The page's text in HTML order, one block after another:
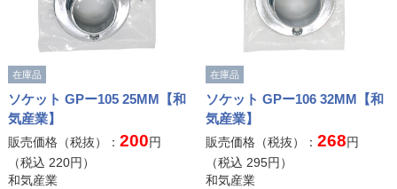
在庫品
ソケット GPー105 25MM【和
気産業】
販売価格（税抜）： 200円
（税込 220円）
和気産業
在庫品
ソケット GPー106 32MM【和
気産業】
販売価格（税抜）：268円
（税込 295円）
和気産業